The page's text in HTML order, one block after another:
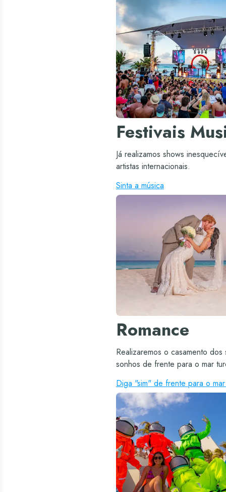
Festivais
Já realizamos shows
artistas internacionais.
Sinta a música
Romance
Realizaremos o casamento dos
sonhos de frente para o mar
Diga "sim" de frente para o